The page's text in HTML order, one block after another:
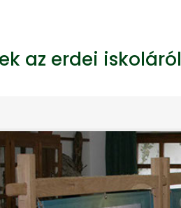
az erdei iskoláról